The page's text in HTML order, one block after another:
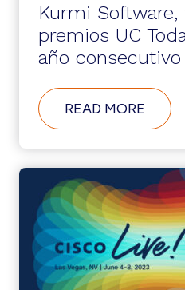
–
NEWS
Kurmi
premios UC
año consecutivo
READ MORE ABOUT
KURMI
DE
LOS
UC
POR
AÑO